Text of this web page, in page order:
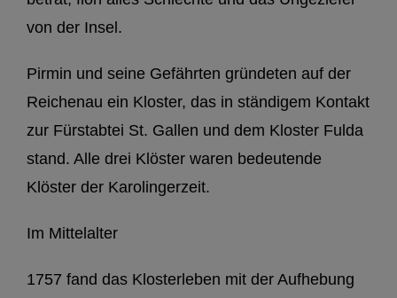
von der Insel.
Pirmin und seine Gefährten gründeten auf der
Reichenau ein Kloster, das in ständigem Kontakt
zur Fürstabtei St. Gallen und dem Kloster Fulda
stand. Alle drei Klöster waren bedeutende
Klöster der Karolingerzeit.
Im Mittelalter
1757 fand das Klosterleben mit der Aufhebung